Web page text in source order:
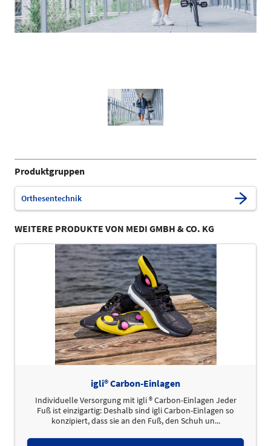
Produktgruppen
Orthesentechnik
WEITERE PRODUKTE VON MEDI GMBH & CO. KG
igli® Carbon-Einlagen
Individuelle Versorgung mit igli ® Carbon-Einlagen Jeder
Fuß ist einzigartig: Deshalb sind igli Carbon-Einlagen so
konzipiert, dass sie an den Fuß, den Schuh un...